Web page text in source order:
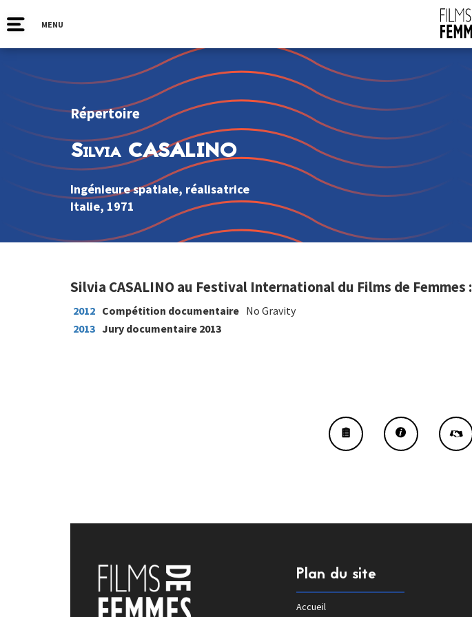
MENU
Répertoire
Silvia CASALINO
Ingénieure spatiale, réalisatrice
Italie, 1971
Silvia CASALINO au Festival International du Films de Femmes :
2012 Compétition documentaire No Gravity
2013 Jury documentaire 2013
Plan du site
Accueil